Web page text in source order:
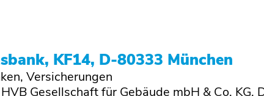
KF14, D-80333 München
Versicherungen
HVB Gesellschaft für Gebäude mbH & Co. KG,